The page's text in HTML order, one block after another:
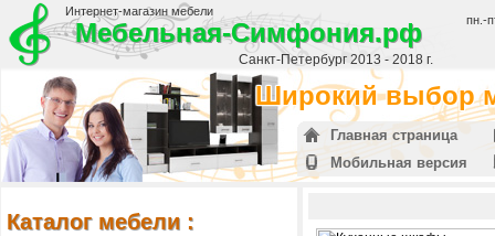
Интернет-магазин мебели
Мебельная-Симфония.рф
Санкт-Петербург 2013 - 2018 г.
пн.-
Широкий выбор
Главная страница
Мобильная версия
Каталог мебели :